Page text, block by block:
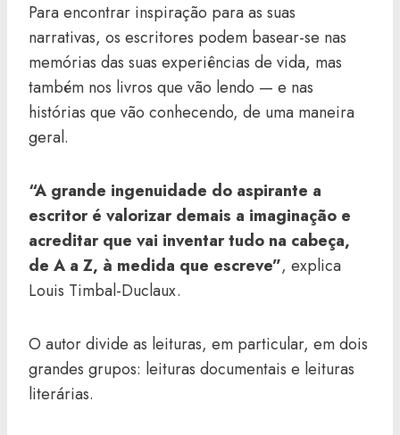
Para encontrar inspiração para as suas
narrativas, os escritores podem basear-se nas
memórias das suas experiências de vida, mas
também nos livros que vão lendo — e nas
histórias que vão conhecendo, de uma maneira
geral.
“A grande ingenuidade do aspirante a
escritor é valorizar demais a imaginação e
acreditar que vai inventar tudo na cabeça,
de A a Z, à medida que escreve”, explica
Louis Timbal-Duclaux.
O autor divide as leituras, em particular, em dois
grandes grupos: leituras documentais e leituras
literárias.